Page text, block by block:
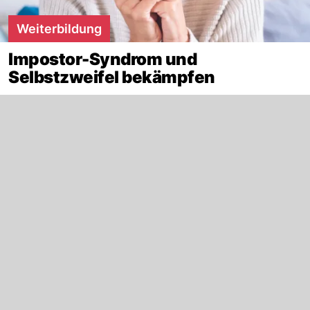
Weiterbildung
Impostor-Syndrom und
Selbstzweifel bekämpfen